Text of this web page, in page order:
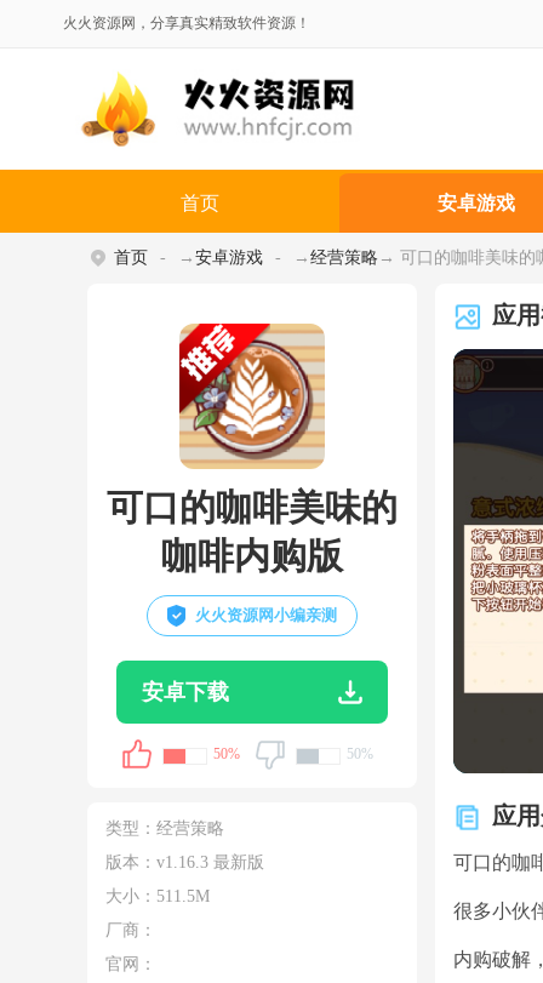
火火资源网，分享真实精致软件资源！
首页 安卓游戏
首页 → 安卓游戏 → 经营策略 → 可口的咖啡美味的
可口的咖啡美味的
咖啡内购版
火火资源网小编亲测
安卓下载
50% 50%
类型： 经营策略
版本：v1.16.3 最新版
大小： 511.5M
厂商：
官网：
应
应
可口的咖
很多小伙
内购破解